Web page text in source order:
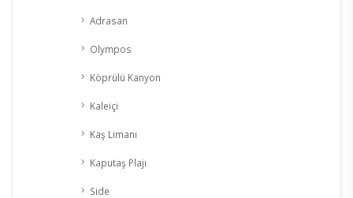
Adrasan
Olympos
Köprülü Kanyon
Kaleiçi
Kaş Limanı
Kaputaş Plajı
Side